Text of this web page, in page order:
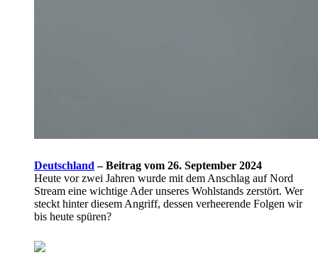
Deutschland – Beitrag vom 26. September 2024
Heute vor zwei Jahren wurde mit dem Anschlag auf Nord
Stream eine wichtige Ader unseres Wohlstands zerstört. Wer
steckt hinter diesem Angriff, dessen verheerende Folgen wir
bis heute spüren?